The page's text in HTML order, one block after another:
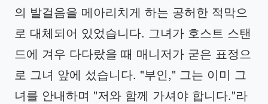
의 발걸음을 메아리치게 하는 공허한 적막으
로 대체되어 있었습니다. 그녀가 호스트 스탠
드에 겨우 다다랐을 때 매니저가 굳은 표정으
로 그녀 앞에 섰습니다. "부인," 그는 이미 그
녀를 안내하며 "저와 함께 가셔야 합니다."라